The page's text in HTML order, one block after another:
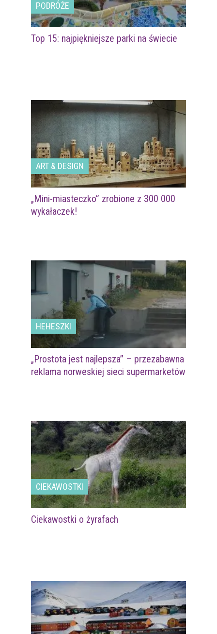
PODRÓŻE
Top 15: najpiękniejsze parki na świecie
ART & DESIGN
„Mini-miasteczko” zrobione z 300 000
wykałaczek!
HEHESZKI
„Prostota jest najlepsza” – przezabawna
reklama norweskiej sieci supermarketów
CIEKAWOSTKI
Ciekawostki o żyrafach